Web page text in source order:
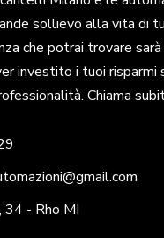
sollievo alla vita di
che potrai trovare
investito i tuoi
Chiama
34 - Rho MI